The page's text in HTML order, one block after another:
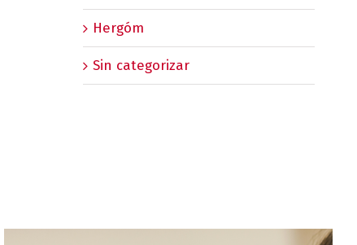
Hergóm
Sin categorizar